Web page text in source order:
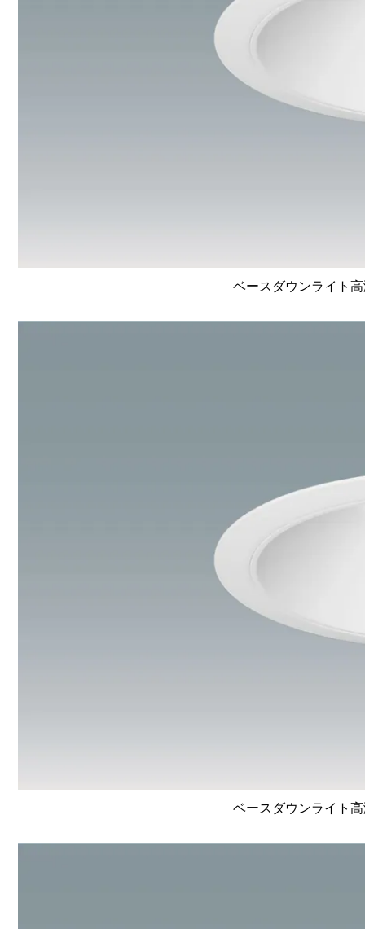
ベースダウンライト
ベースダウンライト